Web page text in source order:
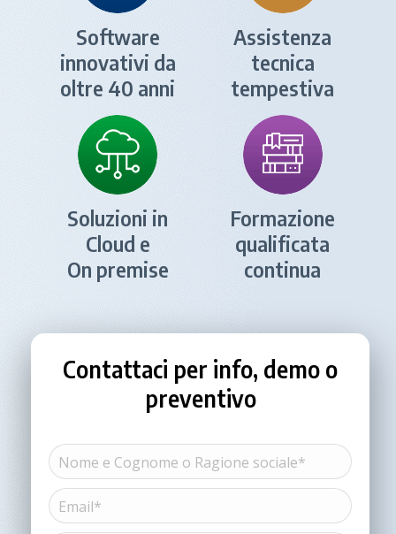
Software
innovativi da
oltre 40 anni
Assistenza
tecnica
tempestiva
Soluzioni in
Cloud e
On premise
Formazione
qualificata
continua
Contattaci per info, demo o
preventivo
Nome
e
Cognome
o
Ragione
Nome
Email*
(Obbligatorio)